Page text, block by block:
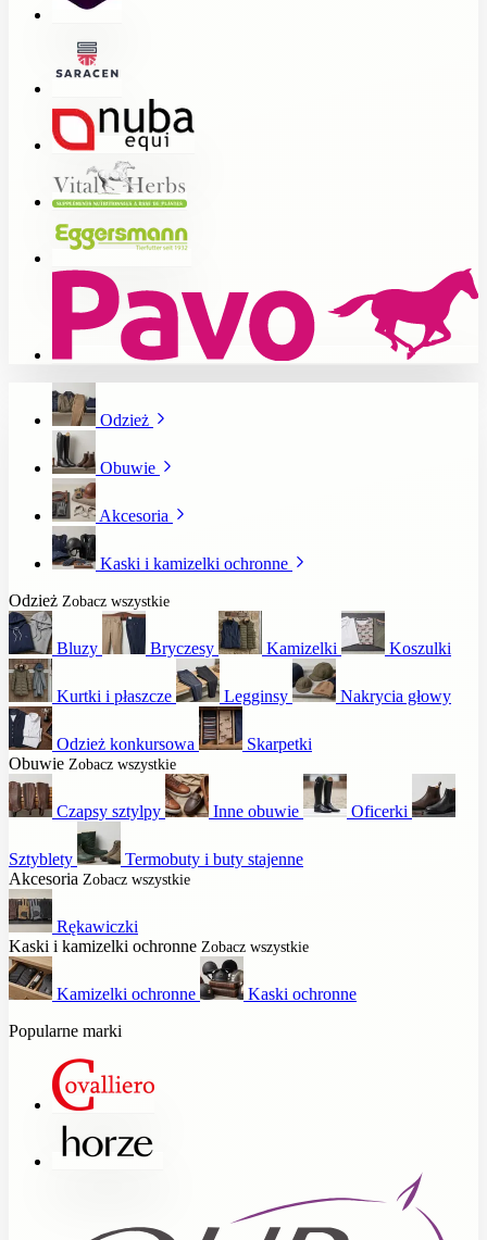
Odzież
Obuwie
Akcesoria
Kaski i kamizelki ochronne
Odzież Zobacz wszystkie
Bluzy Bryczesy Kamizelki Koszulki
Kurtki i płaszcze Legginsy Nakrycia głowy
Odzież konkursowa
Skarpetki
Obuwie Zobacz wszystkie
Czapsy sztylpy Inne obuwie Oficerki
Sztyblety
Termobuty i buty stajenne
Akcesoria Zobacz wszystkie
Rękawiczki
Kaski i kamizelki ochronne Zobacz wszystkie
Kamizelki ochronne
Kaski ochronne
Popularne marki